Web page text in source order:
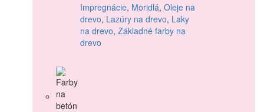
Impregnácie, Moridlá, Oleje na
drevo, Lazúry na drevo, Laky
na drevo, Základné farby na
drevo